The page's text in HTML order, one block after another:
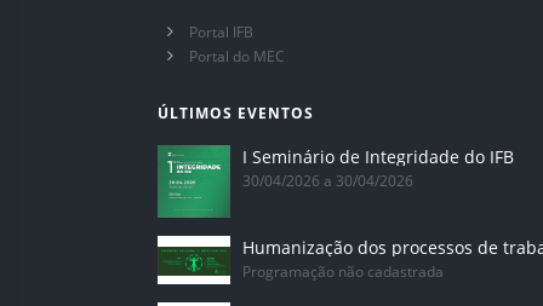
Portal IFB
Portal do MEC
ÚLTIMOS EVENTOS
I Seminário de Integridade do IFB
30/04/2026 a 30/04/2026
Humanização dos processos de
Programação não cadastrada